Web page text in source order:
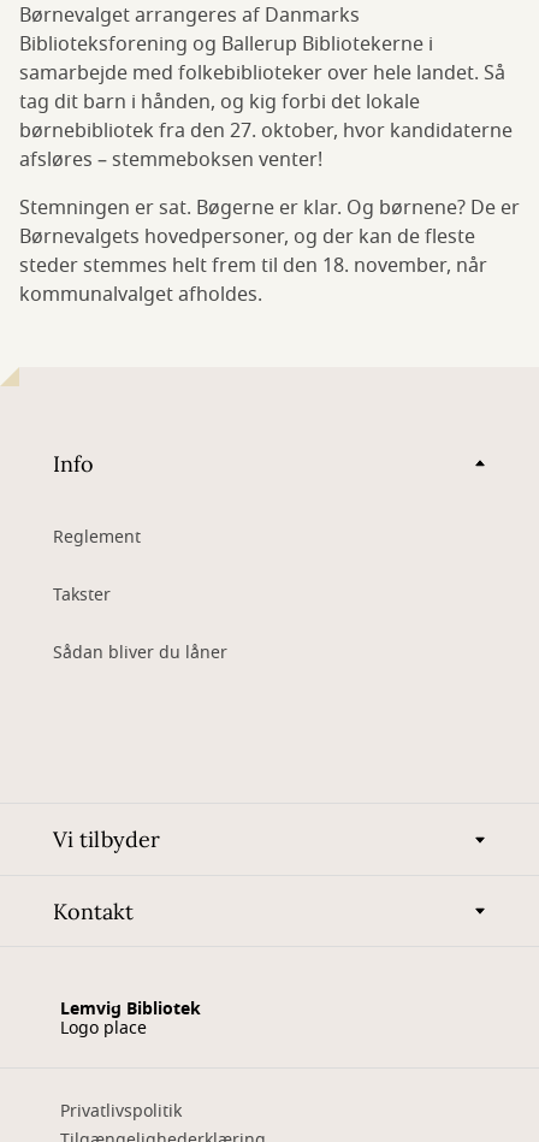
Børnevalget arrangeres af Danmarks
Biblioteksforening og Ballerup Bibliotekerne i
samarbejde med folkebiblioteker over hele landet. Så
tag dit barn i hånden, og kig forbi det lokale
børnebibliotek fra den 27. oktober, hvor kandidaterne
afsløres – stemmeboksen venter!
Stemningen er sat. Bøgerne er klar. Og børnene? De er
Børnevalgets hovedpersoner, og der kan de fleste
steder stemmes helt frem til den 18. november, når
kommunalvalget afholdes.
Info
Reglement
Takster
Sådan bliver du låner
Vi tilbyder
Kontakt
Lemvig Bibliotek
Logo place
Privatlivspolitik